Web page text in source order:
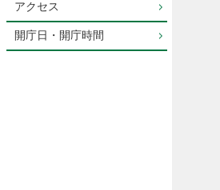
アクセス
開庁日・開庁時間